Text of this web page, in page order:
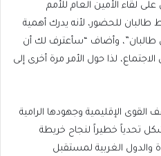
لقاء الأمين العام للأمم
للحضور، لأنه يدرك أهمية
وأضاف “سأعترف لك أن
لذا حول الأمر مرة أخرى إلى
القوى الإقليمية وجهودها الرامية
تحدياً خطيراً لنجاح خريطة
والدول الغربية لمستقبل